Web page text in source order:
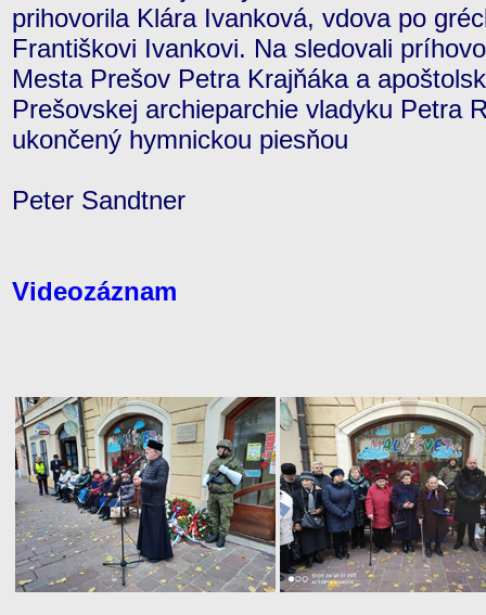
prihovorila Klára Ivanková, vdova po
Františkovi Ivankovi. Na sledovali
Mesta Prešov Petra Krajňáka a
Prešovskej archieparchie vladyku Petra
ukončený hymnickou piesňou
Peter Sandtner
Videozáznam